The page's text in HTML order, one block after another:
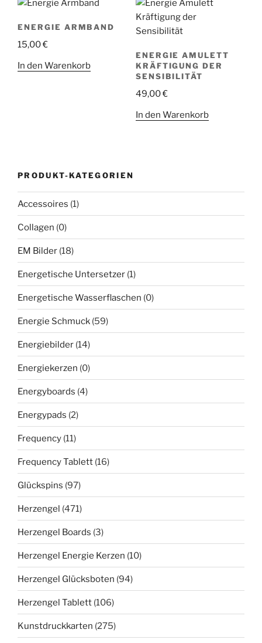
ENERGIE ARMBAND
15,00€
In den Warenkorb
ENERGIE AMULETT
KRÄFTIGUNG DER
SENSIBILITÄT
49,00€
In den Warenkorb
PRODUKT-KATEGORIEN
Accessoires (1)
Collagen (0)
EM Bilder (18)
Energetische Untersetzer (1)
Energetische Wasserflaschen (0)
Energie Schmuck (59)
Energiebilder (14)
Energiekerzen (0)
Energyboards (4)
Energypads (2)
Frequency (11)
Frequency Tablett (16)
Glückspins (97)
Herzengel (471)
Herzengel Boards (3)
Herzengel Energie Kerzen (10)
Herzengel Glücksboten (94)
Herzengel Tablett (106)
Kunstdruckkarten (275)